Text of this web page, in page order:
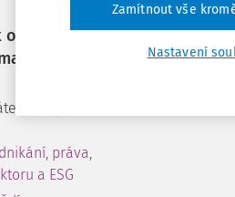
ve verzi Master na 10
přístup k:
práva,
a ESG
Nastavení
Zamítnout vše